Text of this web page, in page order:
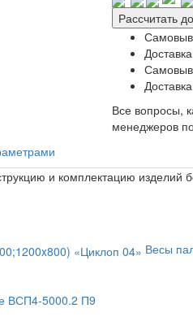
Рассчитать
Все вопросы,
менеджеров
и комплектацию изделий
Весы
ВСП4-5000.2 П9